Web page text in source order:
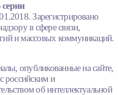
Зарегистрировано
в сфере связи,
и массовых коммуникаций.
опубликованные на сайте,
российским и
об интеллектуальной